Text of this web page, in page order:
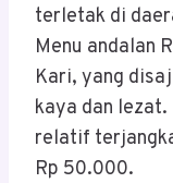
terletak di
Menu andalan
Kari, yang
kaya dan lezat.
relatif
Rp 50.000.